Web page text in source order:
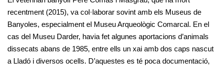
recentment (2015), va col·laborar sovint amb els Museus de
Banyoles, especialment el Museu Arqueològic Comarcal. En el
cas del Museu Darder, havia fet algunes aportacions d’animals
dissecats abans de 1985, entre ells un xai amb dos caps nascut
a Lladó i diversos ocells. D’aquestes es té poca documentació,